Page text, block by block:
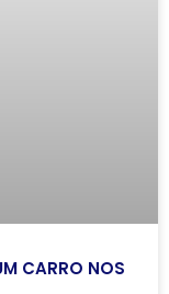
CARRO NOS